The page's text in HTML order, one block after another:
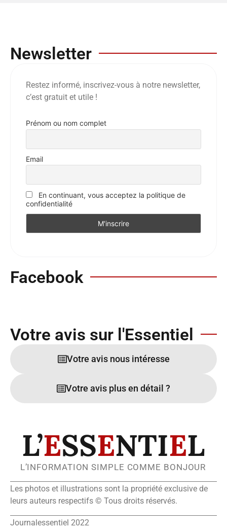
Newsletter
Restez informé, inscrivez-vous à notre newsletter,
c’est gratuit et utile !
Prénom ou nom complet
Email
En continuant, vous acceptez la politique de
confidentialité
Facebook
Votre avis sur l'Essentiel
Votre avis nous intéresse
Votre avis plus en détail ?
L’ESSENTIEL
L’INFORMATION SIMPLE COMME BONJOUR
Les photos et illustrations sont la propriété exclusive de
leurs auteurs respectifs © Tous droits réservés.
Journalessentiel 2022